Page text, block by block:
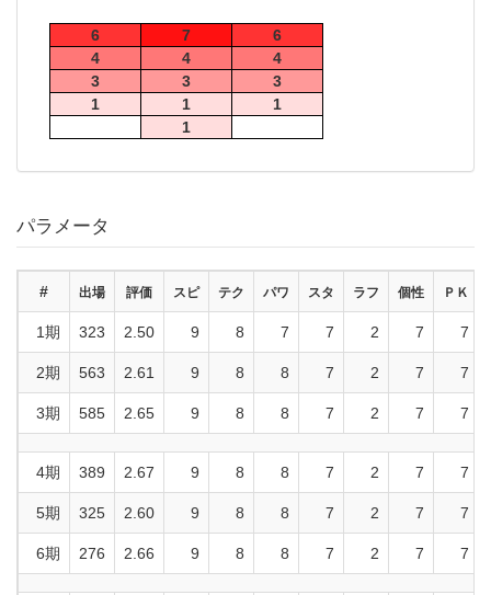
6 7
6
4
4
4
3
3
3
1
1
1
1
パラメータ
# 出場 評価 スピ テク パワ スタ ラフ 個性 ＰＫ
1期 323 2.50 9 8 7 7 2 7 7
2期 563 2.61 9 8 8 7 2 7 7
3期 585 2.65 9 8 8 7 2 7 7
4期 389 2.67 9 8 8 7 2 7 7
5期 325 2.60 9 8 8 7 2 7 7
6期 276 2.66 9 8 8 7 2 7 7